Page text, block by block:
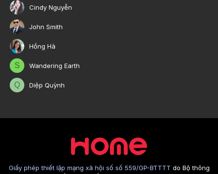
Cindy Nguyễn
John Smith
Hồng Hà
S Wandering Earth
Q Diệp Quỳnh
Giấy phép thiết lập mạng xã hội số số 559/GP-BTTTT do Bộ thông